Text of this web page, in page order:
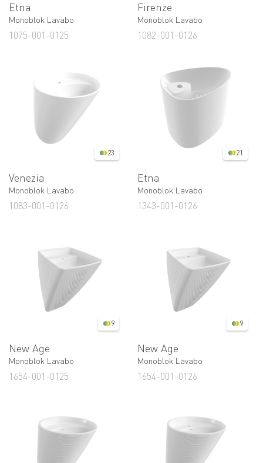
Etna
Monoblok Lavabo
1075-001-0125
Firenze
Monoblok Lavabo
1082-001-0126
23
Venezia
Monoblok Lavabo
1083-001-0126
21
Etna
Monoblok Lavabo
1343-001-0126
9
New Age
Monoblok Lavabo
1654-001-0125
9
New Age
Monoblok Lavabo
1654-001-0126